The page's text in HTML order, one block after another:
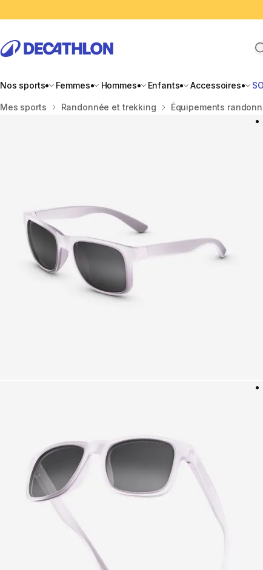
Nos sports Femmes Hommes Enfants Accessoires
Accueil
Mes sports Randonnée et trekking Équipements